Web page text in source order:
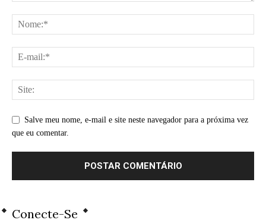
Salve meu nome, e-mail e site neste navegador para a próxima vez
que eu comentar.
Conecte-Se